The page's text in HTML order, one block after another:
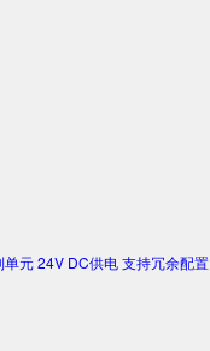
元 24V DC供电 支持冗余配置